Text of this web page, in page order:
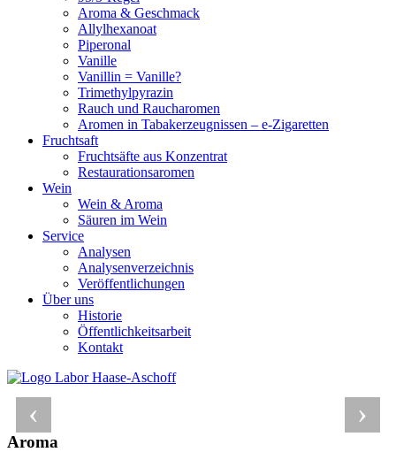
Aroma & Geschmack
Allylhexanoat
Piperonal
Vanille
Vanillin = Vanille?
Trimethylpyrazin
Rauch und Raucharomen
Aromen in Tabakerzeugnissen – e-Zigaretten
Fruchtsaft
Fruchtsäfte aus Konzentrat
Restaurationsaromen
Wein
Wein & Aroma
Säuren im Wein
Service
Analysen
Analysenverzeichnis
Veröffentlichungen
Über uns
Historie
Öffentlichkeitsarbeit
Kontakt
›
‹
Aroma